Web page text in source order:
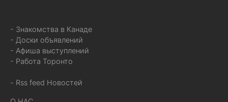
- Знакомства в Канаде
- Доски объявлений
- Афиша выступлений
- Работа Торонто
- Rss feed Новостей